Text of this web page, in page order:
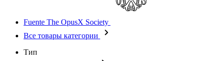
Fuente The OpusX Society
Все товары категории
Тип